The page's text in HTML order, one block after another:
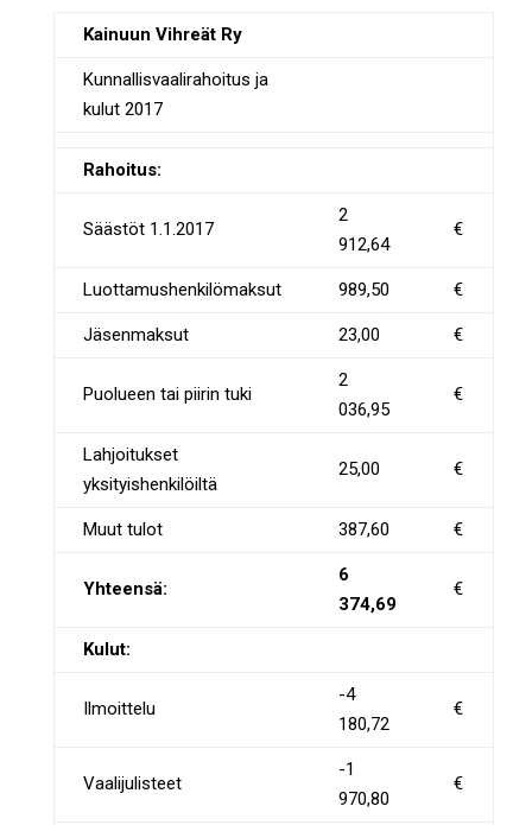
Kainuun Vihreät Ry
Kunnallisvaalirahoitus ja
kulut 2017
Rahoitus:
Säästöt 1.1.2017
2
912,64
€
Luottamushenkilömaksut 989,50 €
Jäsenmaksut 23,00 €
Puolueen tai piirin tuki
2
036,95
€
Lahjoitukset
yksityishenkilöiltä
25,00 €
Muut tulot 387,60 €
Yhteensä:
6
374,69
€
Kulut:
Ilmoittelu
-4
180,72
€
Vaalijulisteet
-1
970,80
€